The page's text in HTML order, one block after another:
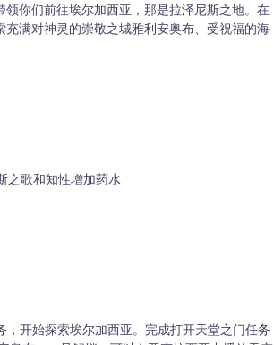
你们前往埃尔加西亚，那是拉泽尼斯之地。在
满对神灵的崇敬之城雅利安奥布、受祝福的海
之歌和知性增加药水
开始探索埃尔加西亚。完成打开天堂之门任务